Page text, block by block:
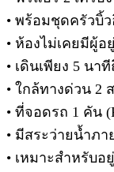
• พร้อมชุดครัวบิ้
• ห้องไม่เคยมีผู้อ
• เดินเพียง 5 น
• ใกล้ทางด่วน 2
• ที่จอดรถ 1 คัน
• มีสระว่ายน้ำภา
• เหมาะสำหรับ